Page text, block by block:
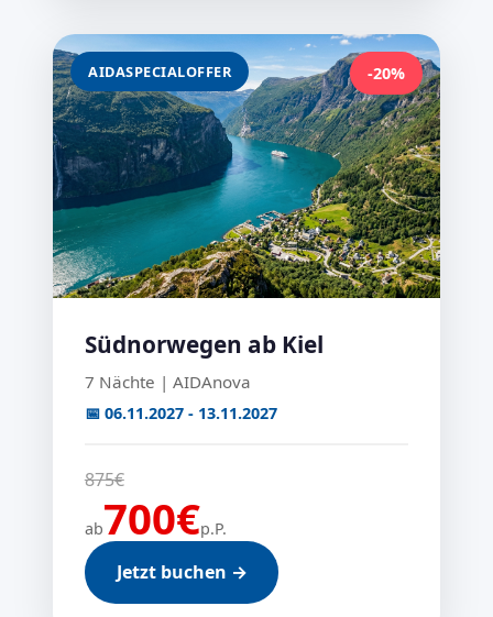
AIDASPECIALOFFER -20%
Südnorwegen ab Kiel
7 Nächte | AIDAnova
📅 06.11.2027 - 13.11.2027
875€
ab700€p.P.
Jetzt buchen →